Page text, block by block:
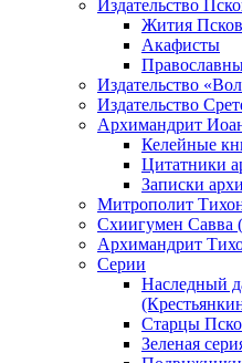
Издательство
Жития
Акафисты
Издательство
Издательство
Архимандрит
Келейные
Цитатники
Записки
Митрополит
Схиигумен Савва
Архимандрит
Серии
Наследный
Старцы
Зеленая